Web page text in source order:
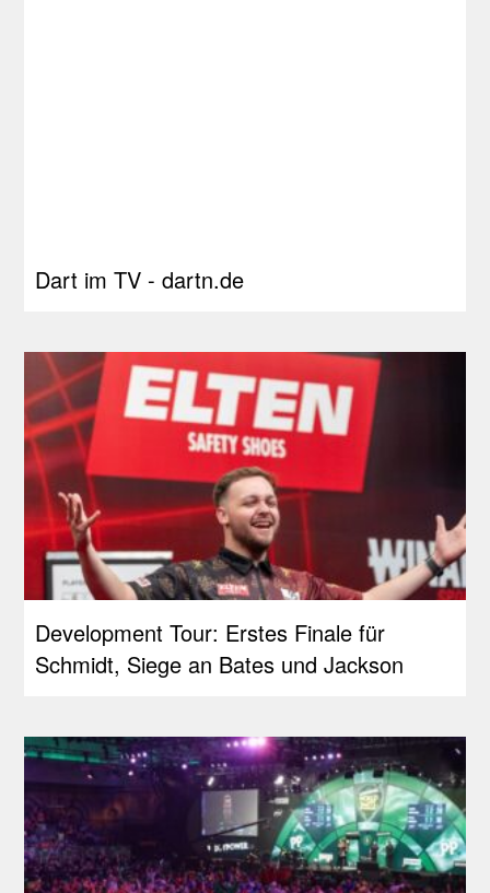
Dart im TV - dartn.de
Development Tour: Erstes Finale für
Schmidt, Siege an Bates und Jackson